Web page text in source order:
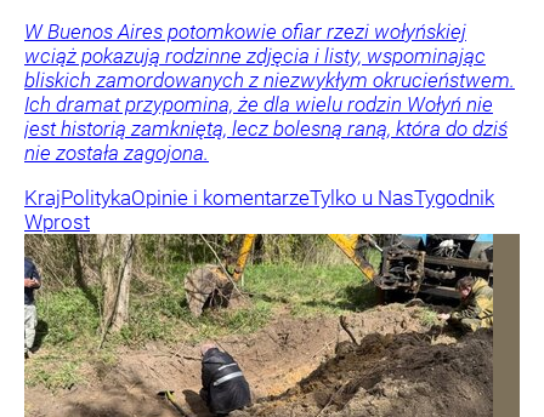
W Buenos Aires potomkowie ofiar rzezi wołyńskiej
wciąż pokazują rodzinne zdjęcia i listy, wspominając
bliskich zamordowanych z niezwykłym okrucieństwem.
Ich dramat przypomina, że dla wielu rodzin Wołyń nie
jest historią zamkniętą, lecz bolesną raną, która do dziś
nie została zagojona.
KrajPolitykaOpinie i komentarzeTylko u NasTygodnik
Wprost